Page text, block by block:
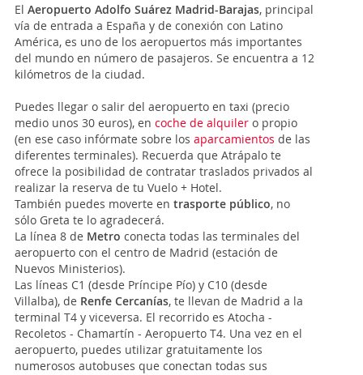
El Aeropuerto Adolfo Suárez Madrid-Barajas, principal
vía de entrada a España y de conexión con Latino
América, es uno de los aeropuertos más importantes
del mundo en número de pasajeros. Se encuentra a 12
kilómetros de la ciudad.
Puedes llegar o salir del aeropuerto en taxi (precio
medio unos 30 euros), en coche de alquiler o propio
(en ese caso infórmate sobre los aparcamientos de las
diferentes terminales). Recuerda que Atrápalo te
ofrece la posibilidad de contratar traslados privados al
realizar la reserva de tu Vuelo + Hotel.
También puedes moverte en trasporte público, no
sólo Greta te lo agradecerá.
La línea 8 de Metro conecta todas las terminales del
aeropuerto con el centro de Madrid (estación de
Nuevos Ministerios).
Las líneas C1 (desde Príncipe Pío) y C10 (desde
Villalba), de Renfe Cercanías, te llevan de Madrid a la
terminal T4 y viceversa. El recorrido es Atocha -
Recoletos - Chamartín - Aeropuerto T4. Una vez en el
aeropuerto, puedes utilizar gratuitamente los
numerosos autobuses que conectan todas sus